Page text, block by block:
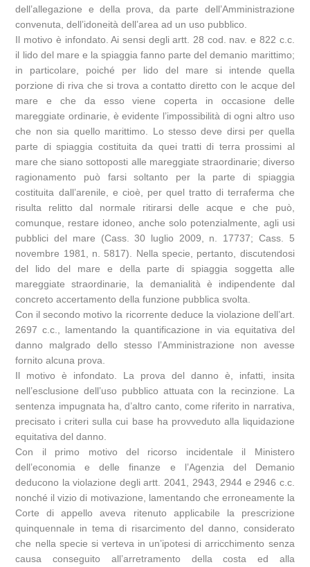
dell’allegazione e della prova, da parte dell’Amministrazione
convenuta, dell’idoneità dell’area ad un uso pubblico.
Il motivo è infondato. Ai sensi degli artt. 28 cod. nav. e 822 c.c.
il lido del mare e la spiaggia fanno parte del demanio marittimo;
in particolare, poiché per lido del mare si intende quella
porzione di riva che si trova a contatto diretto con le acque del
mare e che da esso viene coperta in occasione delle
mareggiate ordinarie, è evidente l’impossibilità di ogni altro uso
che non sia quello marittimo. Lo stesso deve dirsi per quella
parte di spiaggia costituita da quei tratti di terra prossimi al
mare che siano sottoposti alle mareggiate straordinarie; diverso
ragionamento può farsi soltanto per la parte di spiaggia
costituita dall’arenile, e cioè, per quel tratto di terraferma che
risulta relitto dal normale ritirarsi delle acque e che può,
comunque, restare idoneo, anche solo potenzialmente, agli usi
pubblici del mare (Cass. 30 luglio 2009, n. 17737; Cass. 5
novembre 1981, n. 5817). Nella specie, pertanto, discutendosi
del lido del mare e della parte di spiaggia soggetta alle
mareggiate straordinarie, la demanialità è indipendente dal
concreto accertamento della funzione pubblica svolta.
Con il secondo motivo la ricorrente deduce la violazione dell’art.
2697 c.c., lamentando la quantificazione in via equitativa del
danno malgrado dello stesso l’Amministrazione non avesse
fornito alcuna prova.
Il motivo è infondato. La prova del danno è, infatti, insita
nell’esclusione dell’uso pubblico attuata con la recinzione. La
sentenza impugnata ha, d’altro canto, come riferito in narrativa,
precisato i criteri sulla cui base ha provveduto alla liquidazione
equitativa del danno.
Con il primo motivo del ricorso incidentale il Ministero
dell’economia e delle finanze e l’Agenzia del Demanio
deducono la violazione degli artt. 2041, 2943, 2944 e 2946 c.c.
nonché il vizio di motivazione, lamentando che erroneamente la
Corte di appello aveva ritenuto applicabile la prescrizione
quinquennale in tema di risarcimento del danno, considerato
che nella specie si verteva in un’ipotesi di arricchimento senza
causa conseguito all’arretramento della costa ed alla